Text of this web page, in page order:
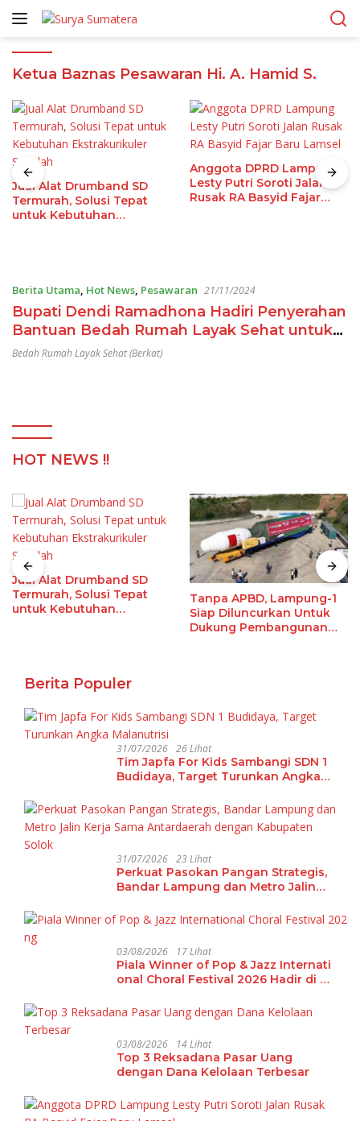
Langsung
Ketua Baznas Pesawaran Hi. A. Hamid S.
Jual Alat Drumband SD
Termurah, Solusi Tepat
untuk Kebutuhan
Anggota DPRD Lampung
Lesty Putri Soroti Jalan
Rusak RA Basyid Fajar
Berita Utama, Hot News, Pesawaran 21/11/2024
Bupati Dendi Ramadhona Hadiri Penyerahan
Bantuan Bedah Rumah Layak Sehat untuk
Masyarakat Desa Sidodadi dan Gunung
Bedah Rumah Layak Sehat (Berkat)
HOT NEWS !!
Jual Alat Drumband SD
Termurah, Solusi Tepat
untuk Kebutuhan
Tanpa APBD, Lampung-1
Siap Diluncurkan Untuk
Dukung Pembangunan
Berita Populer
31/07/2026 26 Lihat
Tim Japfa For Kids Sambangi SDN 1
Budidaya, Target Turunkan Angka
31/07/2026 23 Lihat
Perkuat Pasokan Pangan Strategis,
Bandar Lampung dan Metro Jalin
Kabupaten Solok
03/08/2026 17 Lihat
Piala Winner of Pop & Jazz Internati
onal Choral Festival 2026 Hadir di La
03/08/2026 14 Lihat
Top 3 Reksadana Pasar Uang
dengan Dana Kelolaan Terbesar